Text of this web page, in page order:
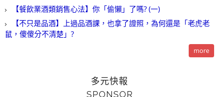
【餐飲業酒類銷售心法】你「偷懶」了嗎? (一)
【不只是品酒】上過品酒課，也拿了證照，為何還是「老虎老
鼠，傻傻分不清楚」?
more
多元快報
SPONSOR